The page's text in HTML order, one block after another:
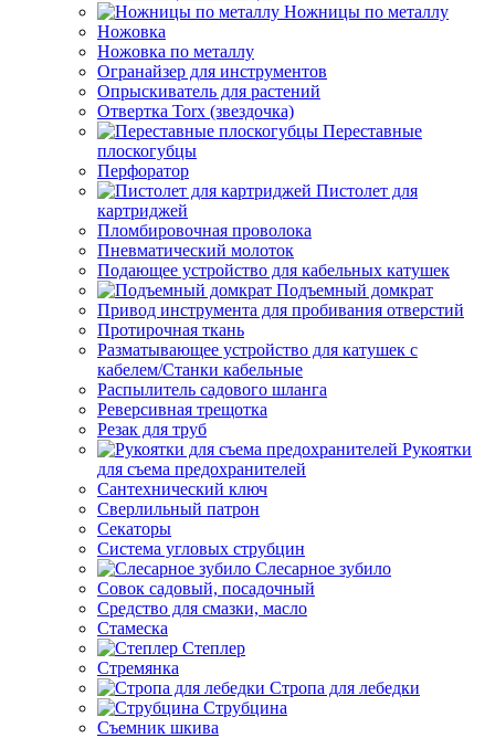
Ножницы по металлу
Ножовка
Ножовка по металлу
Огранайзер для инструментов
Опрыскиватель для растений
Отвертка Torx (звездочка)
Переставные
плоскогубцы
Перфоратор
Пистолет для
картриджей
Пломбировочная проволока
Пневматический молоток
Подающее устройство для кабельных катушек
Подъемный домкрат
Привод инструмента для пробивания отверстий
Протирочная ткань
Разматывающее устройство для катушек с
кабелем/Станки кабельные
Распылитель садового шланга
Реверсивная трещотка
Резак для труб
Рукоятки
для съема предохранителей
Сантехнический ключ
Сверлильный патрон
Секаторы
Система угловых струбцин
Слесарное зубило
Совок садовый, посадочный
Средство для смазки, масло
Стамеска
Степлер
Стремянка
Стропа для лебедки
Струбцина
Съемник шкива